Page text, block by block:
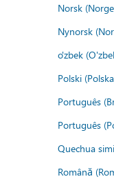
Norsk
Nynorsk
o'zbek
Polski
Português
Português
Quechua
Română